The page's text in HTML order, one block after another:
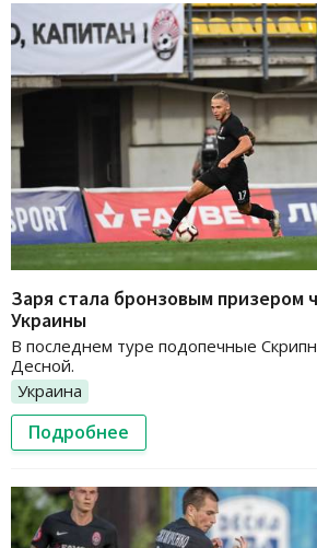
Заря стала бронзовым призером
Украины
В последнем туре подопечные
Десной.
Украина
Подробнее